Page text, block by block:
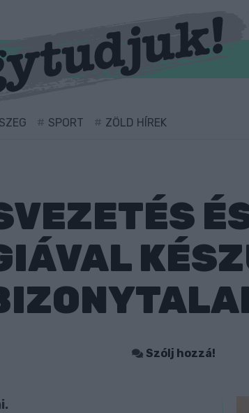
SPORT ZÖLD HÍREK
Szólj hozzá!